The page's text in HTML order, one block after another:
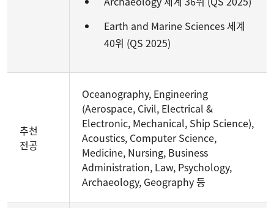
Earth and Marine Sciences 세계
40위 (QS 2025)
추천
전공
Oceanography, Engineering
(Aerospace, Civil, Electrical &
Electronic, Mechanical, Ship Science),
Acoustics, Computer Science,
Medicine, Nursing, Business
Administration, Law, Psychology,
Archaeology, Geography 등